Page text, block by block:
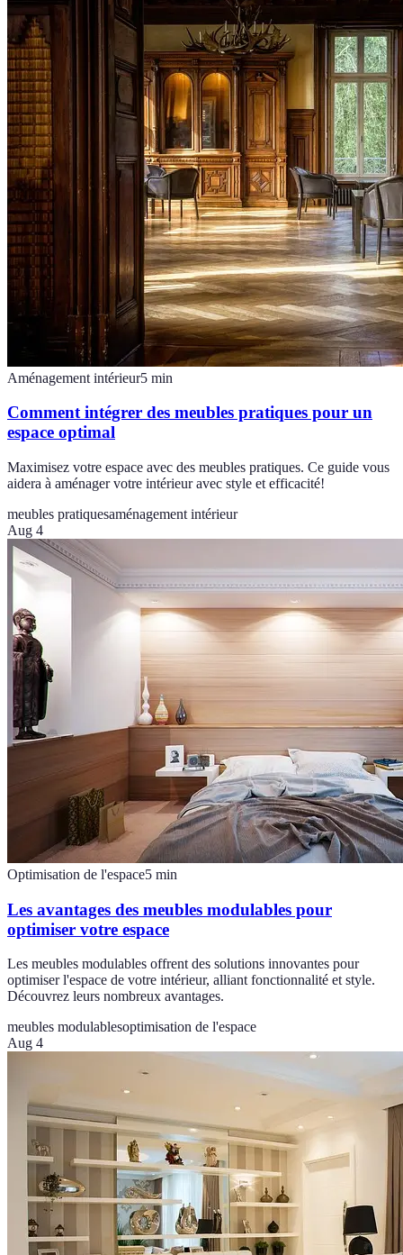
Aménagement intérieur5 min
Comment intégrer des meubles pratiques pour un
espace optimal
Maximisez votre espace avec des meubles pratiques. Ce guide vous
aidera à aménager votre intérieur avec style et efficacité!
meubles pratiquesaménagement intérieur
Aug 4
Optimisation de l'espace5 min
Les avantages des meubles modulables pour
optimiser votre espace
Les meubles modulables offrent des solutions innovantes pour
optimiser l'espace de votre intérieur, alliant fonctionnalité et style.
Découvrez leurs nombreux avantages.
meubles modulablesoptimisation de l'espace
Aug 4